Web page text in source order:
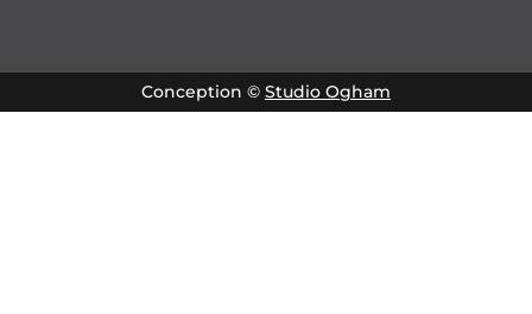
Conception © Studio Ogham